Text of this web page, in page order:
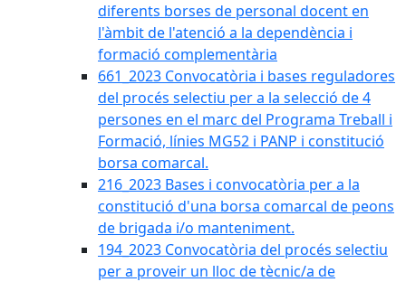
diferents borses de personal docent en
l'àmbit de l'atenció a la dependència i
formació complementària
661_2023 Convocatòria i bases reguladores
del procés selectiu per a la selecció de 4
persones en el marc del Programa Treball i
Formació, línies MG52 i PANP i constitució
borsa comarcal.
216_2023 Bases i convocatòria per a la
constitució d'una borsa comarcal de peons
de brigada i/o manteniment.
194_2023 Convocatòria del procés selectiu
per a proveir un lloc de tècnic/a de